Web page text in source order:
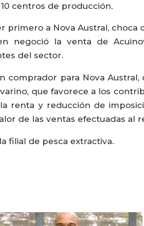
centros de producción.
primero a Nova Austral,
negoció la venta de
del sector.
comprador para Nova
que favorece a los
renta y reducción de
de las ventas efectuadas al
filial de pesca extractiva.